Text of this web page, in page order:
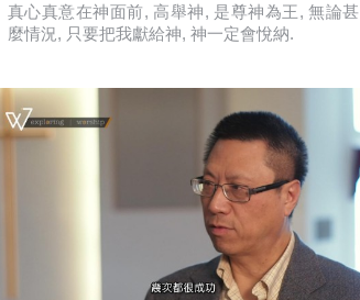
真心真意在神面前, 高舉神, 是尊神為王, 無論甚
麼情況, 只要把我獻給神, 神一定會悅納.